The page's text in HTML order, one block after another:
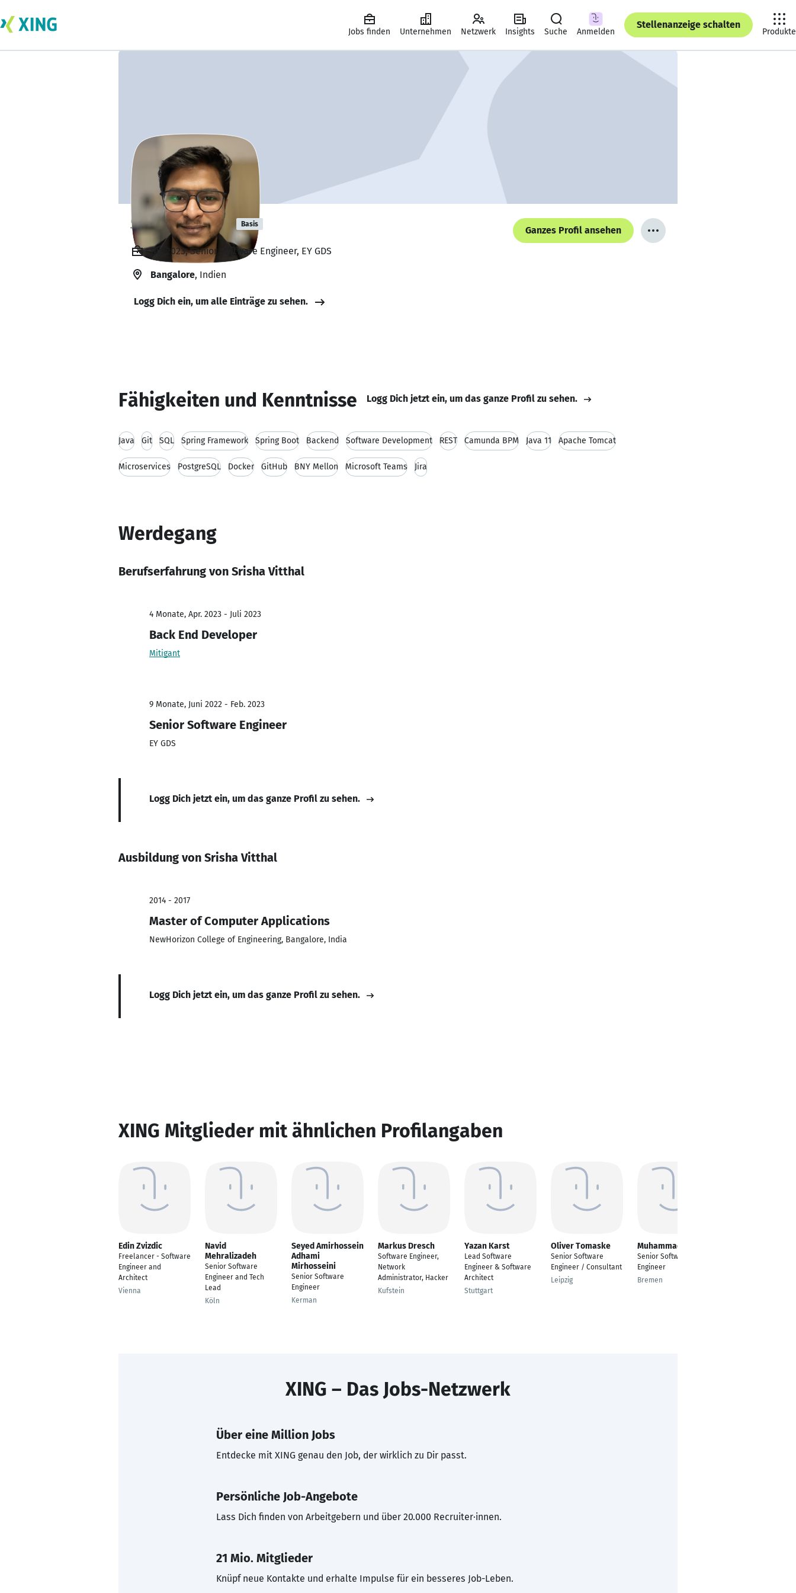
Jobs finden Unternehmen Netzwerk Insights Suche Anmelden
Stellenanzeige schalten
Produkte
Srisha Vitthal Basis
Ganzes Profil ansehen
Bis 2023, Senior Software Engineer, EY GDS
Bangalore, Indien
Logg Dich ein, um alle Einträge zu sehen.
Fähigkeiten und Kenntnisse Logg Dich jetzt ein, um das ganze Profil zu sehen.
Java Git SQL Spring Framework Spring Boot Backend Software Development REST Camunda BPM Java 11 Apache Tomcat
Microservices PostgreSQL Docker GitHub BNY Mellon Microsoft Teams Jira
Werdegang
Berufserfahrung von Srisha Vitthal
4 Monate, Apr. 2023 - Juli 2023
Back End Developer
Mitigant
9 Monate, Juni 2022 - Feb. 2023
Senior Software Engineer
EY GDS
Logg Dich jetzt ein, um das ganze Profil zu sehen.
Ausbildung von Srisha Vitthal
2014 - 2017
Master of Computer Applications
NewHorizon College of Engineering, Bangalore, India
Logg Dich jetzt ein, um das ganze Profil zu sehen.
XING Mitglieder mit ähnlichen Profilangaben
Edin Zvizdic
Freelancer - Software
Engineer and
Architect
Vienna
Navid
Mehralizadeh
Senior Software
Engineer and Tech
Lead
Köln
Seyed Amirhossein
Adhami
Mirhosseini
Senior Software
Engineer
Kerman
Markus Dresch
Software Engineer,
Network
Administrator, Hacker
Kufstein
Yazan Karst
Lead Software
Engineer & Software
Architect
Stuttgart
Oliver Tomaske
Senior Software
Engineer / Consultant
Leipzig
Muhammad Babar
Senior Software
Engineer
Bremen
XING – Das Jobs-Netzwerk
Über eine Million Jobs
Entdecke mit XING genau den Job, der wirklich zu Dir passt.
Persönliche Job-Angebote
Lass Dich finden von Arbeitgebern und über 20.000 Recruiter·innen.
21 Mio. Mitglieder
Knüpf neue Kontakte und erhalte Impulse für ein besseres Job-Leben.